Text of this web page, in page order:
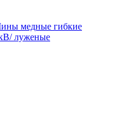
медные гибкие
луженые